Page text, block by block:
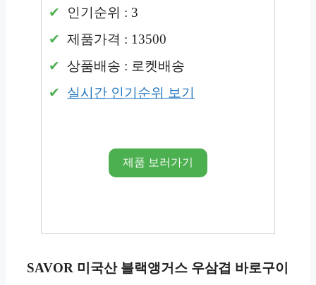
인기순위 : 3
제품가격 : 13500
상품배송 : 로켓배송
실시간 인기순위 보기
제품 보러가기
SAVOR 미국산 블랙앵거스 우삼겹 바로구이